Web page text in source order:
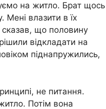
на житло. Брат щось
Мені влазити в їх
сказав, що половину
відкладати на
піднапружились,
не питання.
Потім вона